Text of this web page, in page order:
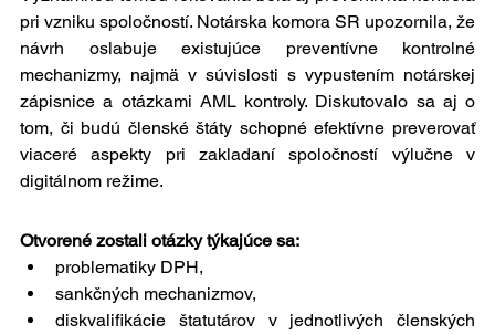
pri vzniku spoločností. Notárska komora SR upozornila, že
návrh oslabuje existujúce preventívne kontrolné
mechanizmy, najmä v súvislosti s vypustením notárskej
zápisnice a otázkami AML kontroly. Diskutovalo sa aj o
tom, či budú členské štáty schopné efektívne preverovať
viaceré aspekty pri zakladaní spoločností výlučne v
digitálnom režime.
Otvorené zostali otázky týkajúce sa:
problematiky DPH,
sankčných mechanizmov,
diskvalifikácie štatutárov v jednotlivých členských